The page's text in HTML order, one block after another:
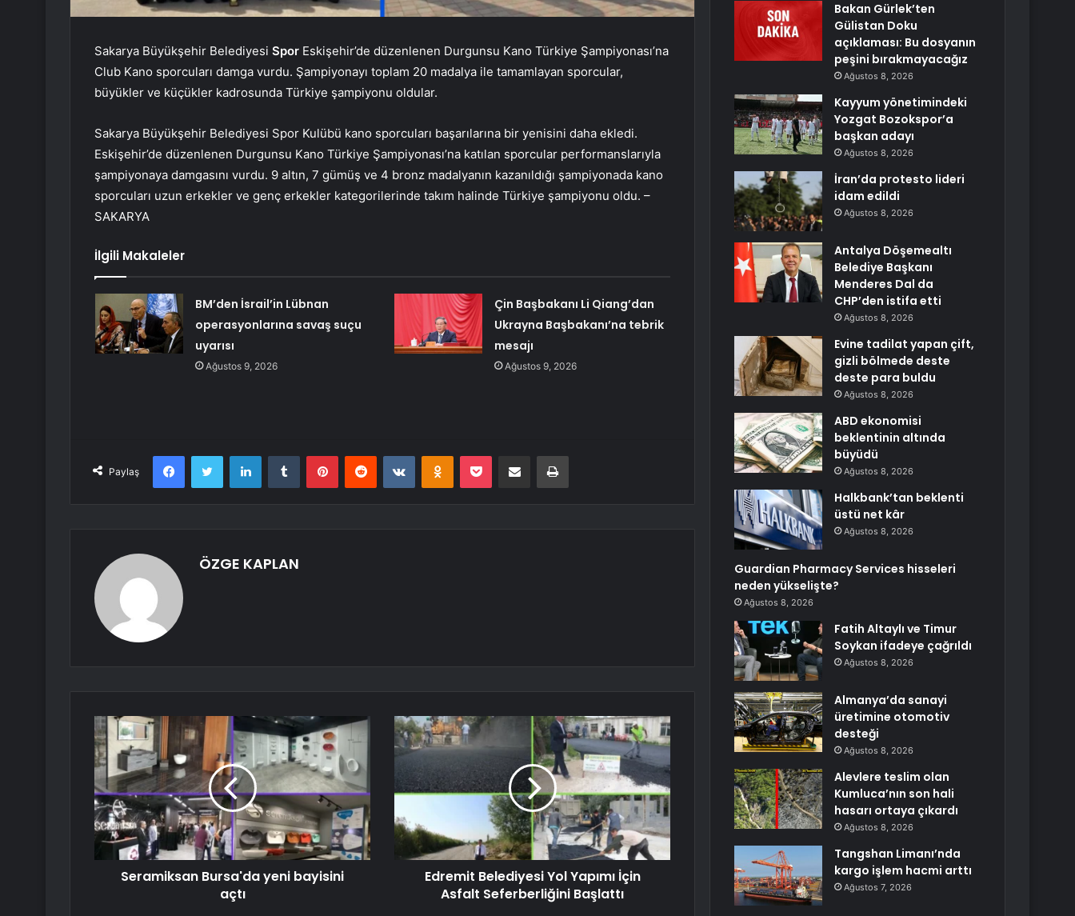
Sakarya Büyükşehir Belediyesi Spor Eskişehir’de düzenlenen Durgunsu Kano Türkiye Şampiyonası’na
Club Kano sporcuları damga vurdu. Şampiyonayı toplam 20 madalya ile tamamlayan sporcular,
büyükler ve küçükler kadrosunda Türkiye şampiyonu oldular.
Sakarya Büyükşehir Belediyesi Spor Kulübü kano sporcuları başarılarına bir yenisini daha ekledi.
Eskişehir’de düzenlenen Durgunsu Kano Türkiye Şampiyonası’na katılan sporcular performanslarıyla
şampiyonaya damgasını vurdu. 9 altın, 7 gümüş ve 4 bronz madalyanın kazanıldığı şampiyonada kano
sporcuları uzun erkekler ve genç erkekler kategorilerinde takım halinde Türkiye şampiyonu oldu. –
SAKARYA
İlgili Makaleler
BM’den İsrail’in Lübnan
operasyonlarına savaş suçu
uyarısı
Ağustos 9, 2026
Çin Başbakanı Li Qiang’dan
Ukrayna Başbakanı’na tebrik
mesajı
Ağustos 9, 2026
Paylaş
FacebookTwitter LinkedInTumblr PinterestReddit VKontakteOdnoklassniki
Pocket E-Posta ile paylaş Yazdır
ÖZGE KAPLAN
Seramiksan Bursa'da yeni bayisini
açtı
Edremit Belediyesi Yol Yapımı İçin
Asfalt Seferberliğini Başlattı
Bakan Gürlek’ten
Gülistan Doku
açıklaması: Bu dosyanın
peşini bırakmayacağız
Ağustos 8, 2026
Kayyum yönetimindeki
Yozgat Bozokspor’a
başkan adayı
Ağustos 8, 2026
İran’da protesto lideri
idam edildi
Ağustos 8, 2026
Antalya Döşemealtı
Belediye Başkanı
Menderes Dal da
CHP’den istifa etti
Ağustos 8, 2026
Evine tadilat yapan çift,
gizli bölmede deste
deste para buldu
Ağustos 8, 2026
ABD ekonomisi
beklentinin altında
büyüdü
Ağustos 8, 2026
Halkbank’tan beklenti
üstü net kâr
Ağustos 8, 2026
Guardian Pharmacy Services hisseleri
neden yükselişte?
Ağustos 8, 2026
Fatih Altaylı ve Timur
Soykan ifadeye çağrıldı
Ağustos 8, 2026
Almanya’da sanayi
üretimine otomotiv
desteği
Ağustos 8, 2026
Alevlere teslim olan
Kumluca’nın son hali
hasarı ortaya çıkardı
Ağustos 8, 2026
Tangshan Limanı’nda
kargo işlem hacmi arttı
Ağustos 7, 2026